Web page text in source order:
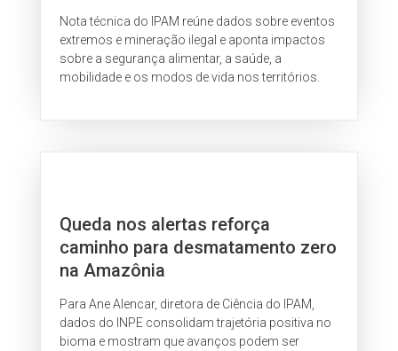
Nota técnica do IPAM reúne dados sobre eventos
extremos e mineração ilegal e aponta impactos
sobre a segurança alimentar, a saúde, a
mobilidade e os modos de vida nos territórios.
Queda nos alertas reforça
caminho para desmatamento zero
na Amazônia
Para Ane Alencar, diretora de Ciência do IPAM,
dados do INPE consolidam trajetória positiva no
bioma e mostram que avanços podem ser